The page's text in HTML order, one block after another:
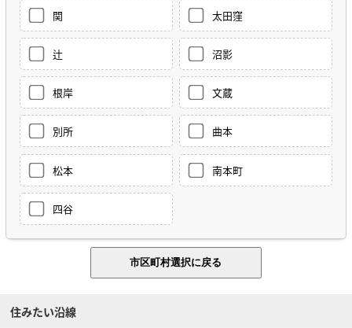
関 太田窪
辻 沼影
根岸 文蔵
別所 曲本
松本 南本町
四谷
住みたい沿線